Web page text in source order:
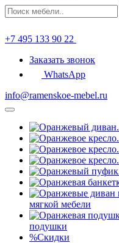
+7 495 133 90 22
Заказать звонок
WhatsApp
info@ramenskoe-mebel.ru
мягкой мебели
подушки
%Скидки